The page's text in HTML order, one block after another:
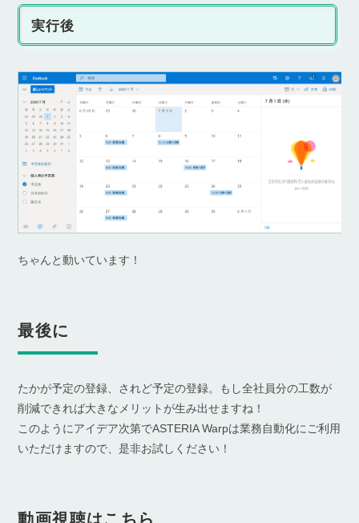
実行後
ちゃんと動いています！
最後に
たかが予定の登録、されど予定の登録。もし全社員分の工数が
削減できれば大きなメリットが生み出せますね！
このようにアイデア次第でASTERIA Warpは業務自動化にご利用
いただけますので、是非お試しください！
動画視聴はこちら